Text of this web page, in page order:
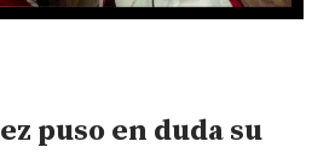
puso en duda su